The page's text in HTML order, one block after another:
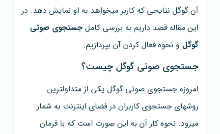
آن گوگل نتایجی که کاربر میخواهد به او نمایش دهد. در
این مقاله قصد داریم به بررسی کامل جستجوی صوتی
گوگل و نحوه فعال کردن آن بپردازیم.
جستجوی صوتی گوگل چیست؟
امروزه جستجوی صوتی گوگل یکی از متداولترین
روشهای جستجوی کاربران در فضای اینترنت به شمار
میرود. نحوه کار آن به این صورت است که با فرمان